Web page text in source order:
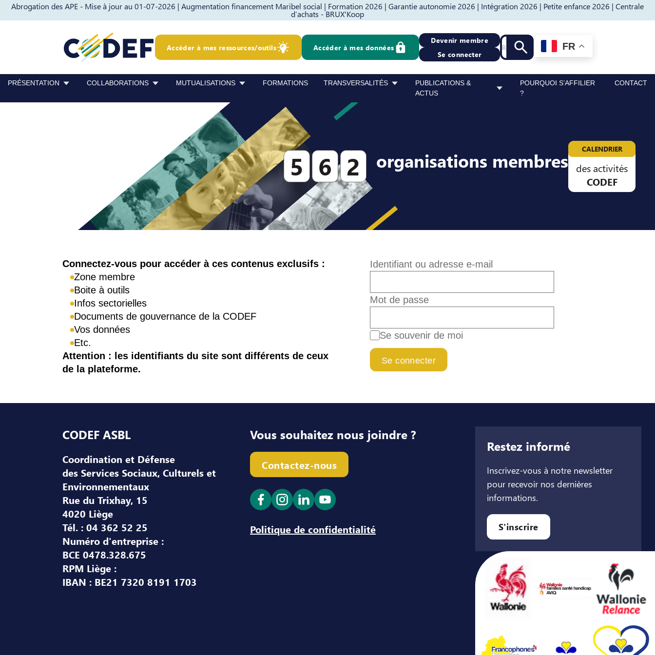
Abrogation des APE - Mise à jour au 01-07-2026 | Augmentation financement Maribel social | Formation 2026 | Garantie autonomie 2026 | Intégration 2026 | Petite enfance 2026 | Centrale
d’achats - BRUX'Koop
Passer au contenu Passer au pied de page
Accéder à mes ressources/outils Accéder à mes données
Devenir membre
Se connecter
Recherche
Lancer la recherche
FR
PRÉSENTATION COLLABORATIONS MUTUALISATIONS FORMATIONS TRANSVERSALITÉS
PUBLICATIONS &
ACTUS
POURQUOI S’AFFILIER
?
CONTACT
5 6 2 organisations membres CALENDRIER
des activités
CODEF
Connexion
Connectez-vous pour accéder à ces contenus exclusifs :
Zone membre
Boite à outils
Infos sectorielles
Documents de gouvernance de la CODEF
Vos données
Etc.
Attention : les identifiants du site sont différents de ceux
de la plateforme.
Identifiant ou adresse e-mail
Mot de passe
Se souvenir de moi
Pied de page
CODEF ASBL
Coordination et Défense
des Services Sociaux, Culturels et
Environnementaux
Rue du Trixhay, 15
4020 Liège
Tél. : 04 362 52 25
Numéro d'entreprise :
BCE 0478.328.675
RPM Liège :
IBAN : BE21 7320 8191 1703
Vous souhaitez nous joindre ?
Contactez-nous
Ouvrir le lien dans un nouvel onglet
Ouvrir le lien dans un nouvel onglet
Ouvrir le lien dans un nouvel onglet
Ouvrir le lien dans un nouvel onglet
Politique de confidentialité
Restez informé
Inscrivez-vous à notre newsletter
pour recevoir nos dernières
informations.
S'inscrire
Avec le soutien de ...